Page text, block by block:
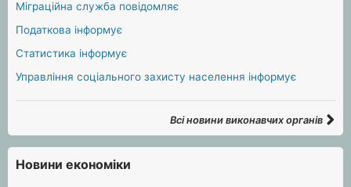
Міграційна служба повідомляє
Податкова інформує
Статистика інформує
Управління соціального захисту населення інформує
Всі новини виконавчих органів
Новини економіки